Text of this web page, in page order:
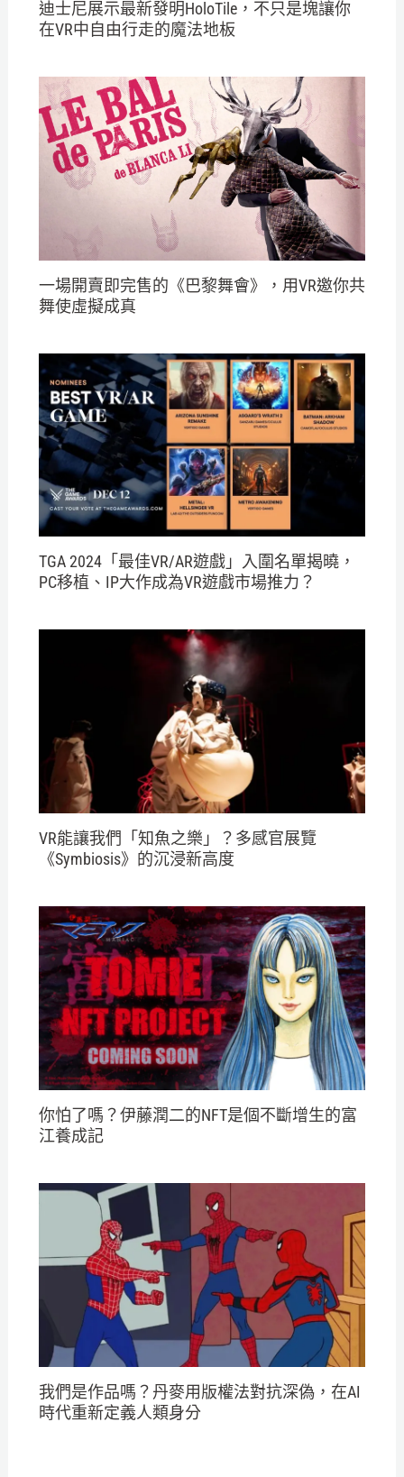
迪士尼展示最新發明HoloTile，不只是塊讓你
在VR中自由行走的魔法地板
一場開賣即完售的《巴黎舞會》，用VR邀你共
舞使虛擬成真
TGA 2024「最佳VR/AR遊戲」入圍名單揭曉，
PC移植、IP大作成為VR遊戲市場推力？
VR能讓我們「知魚之樂」？多感官展覽
《Symbiosis》的沉浸新高度
你怕了嗎？伊藤潤二的NFT是個不斷增生的富
江養成記
我們是作品嗎？丹麥用版權法對抗深偽，在AI
時代重新定義人類身分